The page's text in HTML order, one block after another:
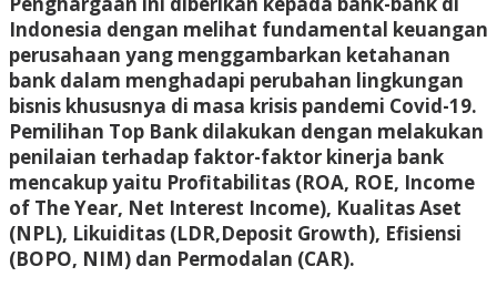
Indonesia dengan melihat fundamental keuangan
perusahaan yang menggambarkan ketahanan
bank dalam menghadapi perubahan lingkungan
bisnis khususnya di masa krisis pandemi Covid-19.
Pemilihan Top Bank dilakukan dengan melakukan
penilaian terhadap faktor-faktor kinerja bank
mencakup yaitu Profitabilitas (ROA, ROE, Income
of The Year, Net Interest Income), Kualitas Aset
(NPL), Likuiditas (LDR,Deposit Growth), Efisiensi
(BOPO, NIM) dan Permodalan (CAR).